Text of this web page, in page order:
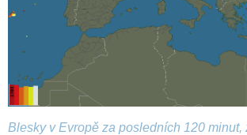
Blesky v Evropě za posledních 120 minut,